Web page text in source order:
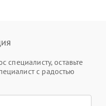
специалисту, оставьте
с радостью